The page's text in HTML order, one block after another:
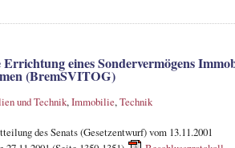
Errichtung eines Sondervermögens
(BremSVITOG)
und Technik,Immobilie,Technik
des Senats (Gesetzentwurf) vom 13.11.2001